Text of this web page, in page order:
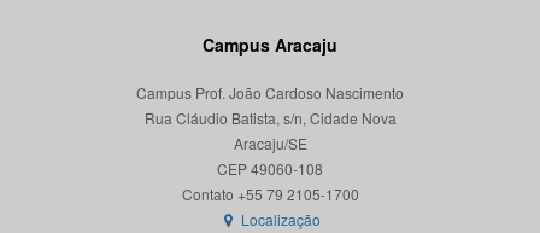
Campus Aracaju
Campus Prof. João Cardoso Nascimento
Rua Cláudio Batista, s/n, Cidade Nova
Aracaju/SE
CEP 49060-108
Localização